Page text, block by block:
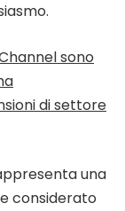
sono
di settore
una
considerato